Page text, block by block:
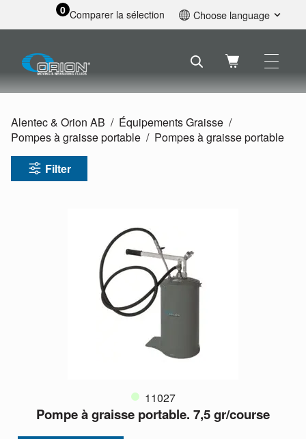
0 Comparer la sélection Choose language
Svenska
Nederlands
Deutsch
Русский
Alentec & Orion AB
Équipements Graisse
Pompes à graisse portable
Pompes à graisse portable
Filter
11027
Pompe à graisse portable. 7,5 gr/course